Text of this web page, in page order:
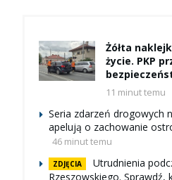
Żółta
życie. PKP
11 minut temu
Seria zdarzeń drogowych
apelują o zachowanie
46 minut temu
ZDJĘCIA
Utrudnienia
Rzeszowskiego. Sprawdź,